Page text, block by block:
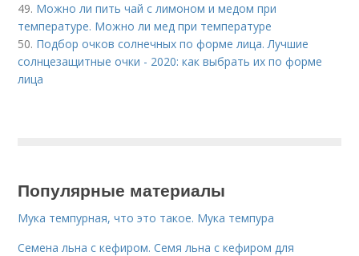
49. Можно ли пить чай с лимоном и медом при
температуре. Можно ли мед при температуре
50. Подбор очков солнечных по форме лица. Лучшие
солнцезащитные очки - 2020: как выбрать их по форме
лица
Популярные материалы
Мука темпурная, что это такое. Мука темпура
Семена льна с кефиром. Семя льна с кефиром для